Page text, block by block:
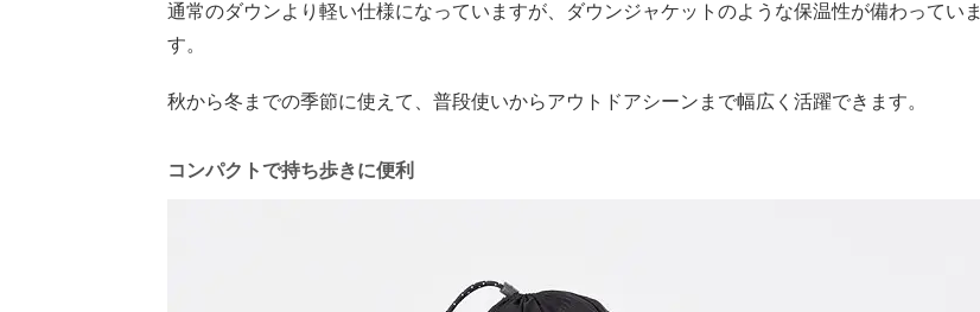
通常のダウンより軽い仕様になっていますが、ダウンジャケットのような保温性が備わっていま
す。
秋から冬までの季節に使えて、普段使いからアウトドアシーンまで幅広く活躍できます。
コンパクトで持ち歩きに便利